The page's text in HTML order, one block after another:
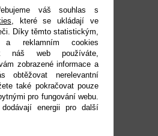
převody plast:
váš souhlas s
, které se ukládají ve
Díky těmto statistickým,
a reklamním cookies
náš web používáte,
zobrazené informace a
obtěžovat nerelevantní
také pokračovat pouze
pro fungování webu.
energii pro další